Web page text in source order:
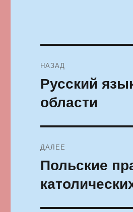
по
записям
НАЗАД
Предыдущая
запись:
Русский
области
ДАЛЕЕ
Следующая
Польские